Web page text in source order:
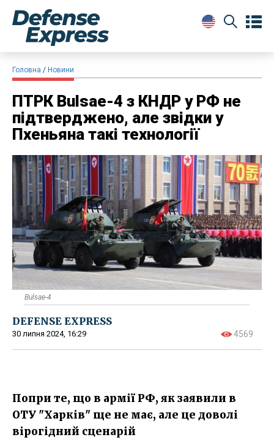
Головна Новини
ПТРК Bulsae-4 з КНДР у РФ не
підтверджено, але звідки у
Пхеньяна такі технології
Bulsae-4
DEFENSE EXPRESS
30 липня 2024, 16:29 4569
Попри те, що в армії РФ, як заявили в
ОТУ "Харків" ще не має, але це доволі
вірогідний сценарій